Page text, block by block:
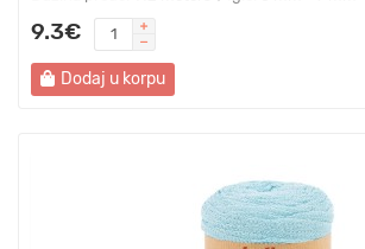
9.3€
Dodaj u korpu